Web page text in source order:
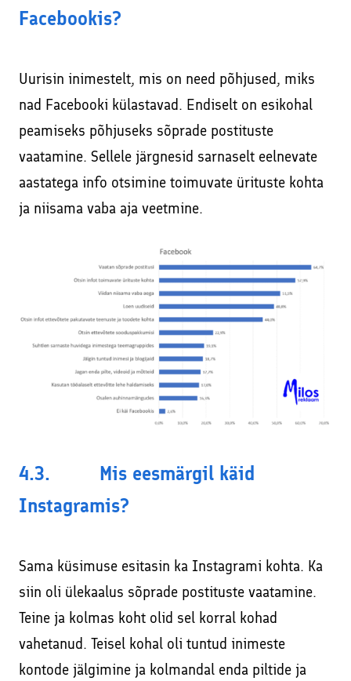
Facebookis?
Uurisin inimestelt, mis on need põhjused, miks
nad Facebooki külastavad. Endiselt on esikohal
peamiseks põhjuseks sõprade postituste
vaatamine. Sellele järgnesid sarnaselt eelnevate
aastatega info otsimine toimuvate ürituste kohta
ja niisama vaba aja veetmine.
4.3. Mis eesmärgil käid
Instagramis?
Sama küsimuse esitasin ka Instagrami kohta. Ka
siin oli ülekaalus sõprade postituste vaatamine.
Teine ja kolmas koht olid sel korral kohad
vahetanud. Teisel kohal oli tuntud inimeste
kontode jälgimine ja kolmandal enda piltide ja